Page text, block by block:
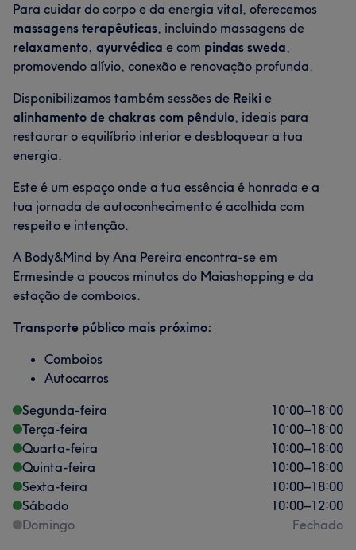
Para cuidar do corpo e da energia vital, oferecemos
massagens terapêuticas, incluindo massagens de
relaxamento, ayurvédica e com pindas sweda,
promovendo alívio, conexão e renovação profunda.
Disponibilizamos também sessões de Reiki e
alinhamento de chakras com pêndulo, ideais para
restaurar o equilíbrio interior e desbloquear a tua
energia.
Este é um espaço onde a tua essência é honrada e a
tua jornada de autoconhecimento é acolhida com
respeito e intenção.
A Body&Mind by Ana Pereira encontra-se em
Ermesinde a poucos minutos do Maiashopping e da
estação de comboios.
Transporte público mais próximo:
Comboios
Autocarros
Segunda-feira
10:00–18:00
Terça-feira
10:00–18:00
Quarta-feira
10:00–18:00
Quinta-feira
10:00–18:00
Sexta-feira
10:00–18:00
Sábado
10:00–12:00
Domingo
Fechado